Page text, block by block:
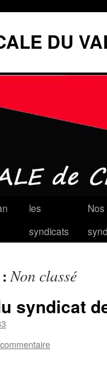
DU
les
syndicats
:Non classé
syndicat